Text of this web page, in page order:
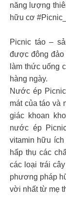
năng lượng
hữu cơ
Picnic táo –
được đông
làm thức uống
hàng ngày.
Nước ép
mát của táo và
giác khoan
nước ép
vitamin hữu
hấp thụ các
các loại trái
phương pháp
vời nhất từ mẹ